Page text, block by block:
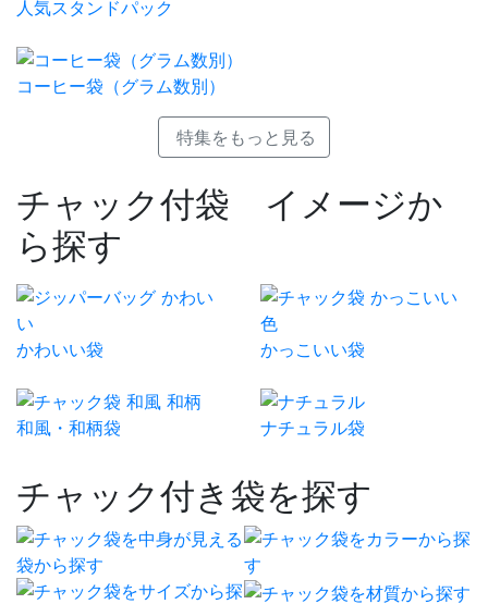
人気スタンドパック
コーヒー袋（グラム数別）
特集をもっと見る
チャック付袋 イメージか
ら探す
かわいい袋 かっこいい袋
和風・和柄袋 ナチュラル袋
チャック付き袋を探す